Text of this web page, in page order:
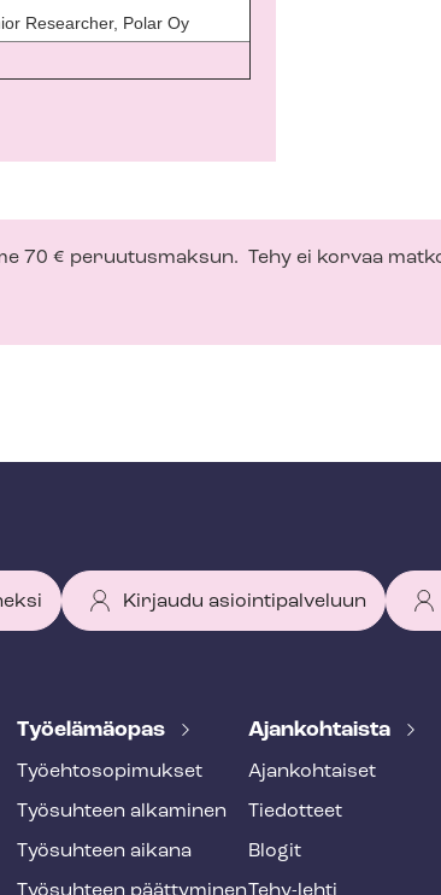
Researcher, Polar Oy
70 € peruutusmaksun. Tehy ei korvaa
Kirjaudu asiointipalveluun
Työelämäopas
Työ­eh­to­so­pi­muk­set
Työsuhteen alkaminen
Työsuhteen aikana
Ajankohtaista
Ajankohtaiset
Tiedotteet
Blogit